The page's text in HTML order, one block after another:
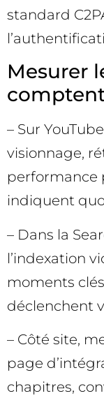
standard
Mesurer
– Sur
visionnage,
performance
indiquent
– Dans la
l’indexation
moments
déclenchent
– Côté site,
page
chapitres,